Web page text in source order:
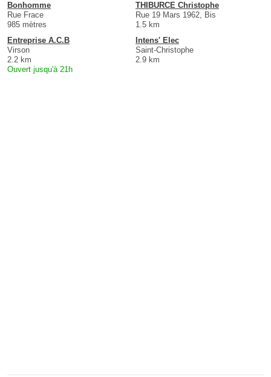
Bonhomme
Rue Frace
985 mètres
THIBURCE Christophe
Rue 19 Mars 1962, Bis
1.5 km
Entreprise A.C.B
Virson
2.2 km
Ouvert jusqu'à 21h
Intens' Elec
Saint-Christophe
2.9 km